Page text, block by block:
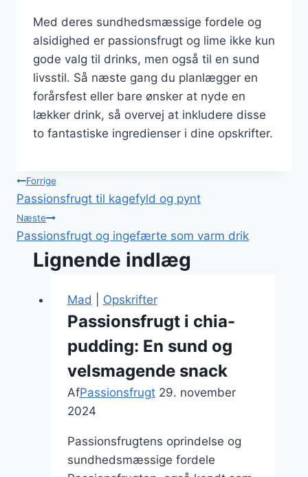
Med deres sundhedsmæssige fordele og
alsidighed er passionsfrugt og lime ikke kun
gode valg til drinks, men også til en sund
livsstil. Så næste gang du planlægger en
forårsfest eller bare ønsker at nyde en
lækker drink, så overvej at inkludere disse
to fantastiske ingredienser i dine opskrifter.
Indlægsnavigation
Forrige
Passionsfrugt til kagefyld og pynt
Næste
Passionsfrugt og ingefærte som varm drik
Lignende indlæg
Mad Opskrifter
Passionsfrugt i chia-
pudding: En sund og
velsmagende snack
AfPassionsfrugt 29. november
2024
Passionsfrugtens oprindelse og
sundhedsmæssige fordele